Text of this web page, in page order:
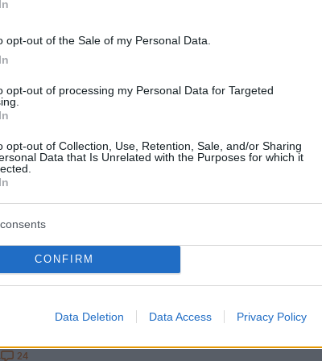
opt-out of the Sale of my Personal Data.
opt-out of processing my Personal Data for Targeted
opt-out of Collection, Use, Retention, Sale, and/or Sharing
Data that Is Unrelated with the Purposes for which it
CONFIRM
Data Deletion Data Access Privacy Policy
μπλόκαρε το RT από 27
χώρες
YouTube μπλοκάρει τα κανάλια που είναι
με το Russia Today και το Sputnik σε ολόκληρη την
μπλοκάρει τα
με τα Russia Today και
κανάλια
απαγόρευση πρόσβασης των Russia Today
στην ευρωπαϊκή αγορά μέσων ενημέρωσης
4
24